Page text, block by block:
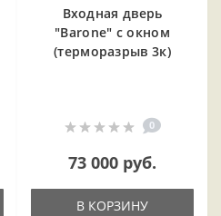
Входная дверь
"Barone" с окном
(терморазрыв 3к)
0
73 000 руб.
В КОРЗИНУ